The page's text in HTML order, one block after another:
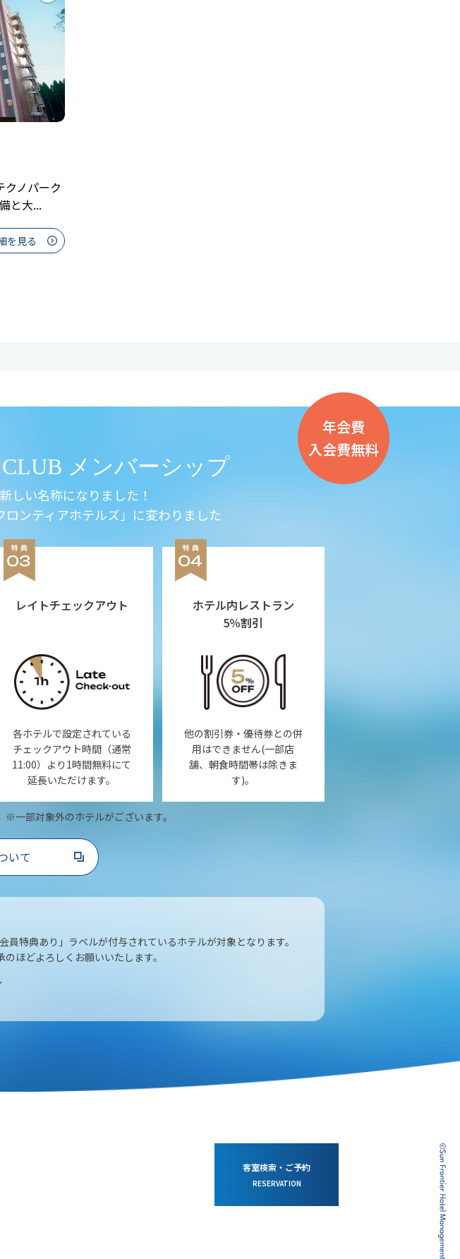
クノパーク
と大...
を見る
年会費
入会費無料
CLUB メンバーシップ
新しい名称になりました！
ロンティアホテルズ」に変わりました
レイトチェックアウト
各ホテルで設定されている
チェックアウト時間（通常
11:00）より1時間無料にて
延長いただけます。
ホテル内レストラン
5％割引
他の割引券・優待券との併
用はできません(一部店
舗、朝食時間帯は除きま
す)。
※一部対象外のホテルがございます。
いて
特典あり」ラベルが付与されているホテルが対象となります。
ほどよろしくお願いいたします。
客室検索・ご予約
RESERVATION